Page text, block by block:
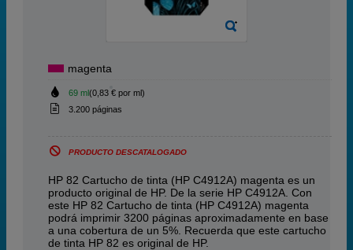
magenta
69 ml(0,83 € por ml)
3.200 páginas
PRODUCTO DESCATALOGADO
HP 82 Cartucho de tinta (HP C4912A) magenta es un
producto original de HP. De la serie HP C4912A. Con
este HP 82 Cartucho de tinta (HP C4912A) magenta
podrá imprimir 3200 páginas aproximadamente en base
a una cobertura de un 5%. Recuerda que este cartucho
de tinta HP 82 es original de HP.